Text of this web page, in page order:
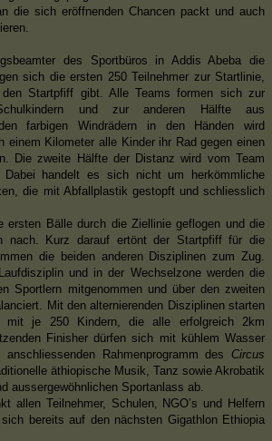
die sich eröffnenden Chancen packt und auch
des Sportbüros in Addis Abeba die
sich die ersten 250 Teilnehmer zur Startlinie,
Startpfiff gibt. Alle Teams formen sich zur
und zur anderen Hälfte aus
farbigen Windrädern in den Händen wird
einem Kilometer alle Kinder ihr Rad gegen einen
Die zweite Hälfte der Distanz wird vom Team
Dabei handelt es sich nicht um herkömmliche
die mit Abfallplastik gestopft und schliesslich
ersten Bälle durch die Ziellinie geflogen und die
nach. Kurz darauf ertönt der Startpfiff für die
die beiden anderen Disziplinen zum Zug.
und in der Wechselzone werden die
Sportlern mitgenommen und über den zweiten
Mit den alternierenden Disziplinen starten
mit je 250 Kindern, die alle erfolgreich 2km
Finisher dürfen sich mit kühlem Wasser
Rahmenprogramm des Circus
äthiopische Musik, Tanz sowie Akrobatik
aussergewöhnlichen Sportanlass ab.
allen Teilnehmer, Schulen, NGO’s und Helfern
bereits auf den nächsten Gigathlon Ethiopia